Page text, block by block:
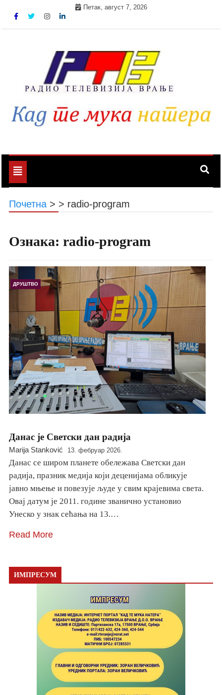
Петак, август 7, 2026
Toggle
navigation
Почетна > > radio-program
Ознака: radio-program
ДРУШТВО
Данас је Светски дан радија
Marija Stanković 13. фебруар 2026.
Данас се широм планете обележава Светски дан
радија, празник медија који деценијама обликује
јавно мњење и повезује људе у свим крајевима света.
Овај датум је 2011. године званично установио
Унеско у знак сећања на 13.…
Read More
ИМПРЕСУМ